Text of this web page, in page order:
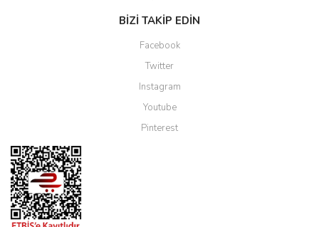
BİZİ TAKİP EDİN
Facebook
Twitter
Instagram
Youtube
Pinterest